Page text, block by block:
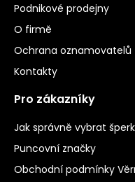
Podnikové prodejny
O firmě
Ochrana oznamovatelů
Kontakty
Pro zákazníky
Jak správně vybrat šperk
Puncovní značky
Obchodní podmínky